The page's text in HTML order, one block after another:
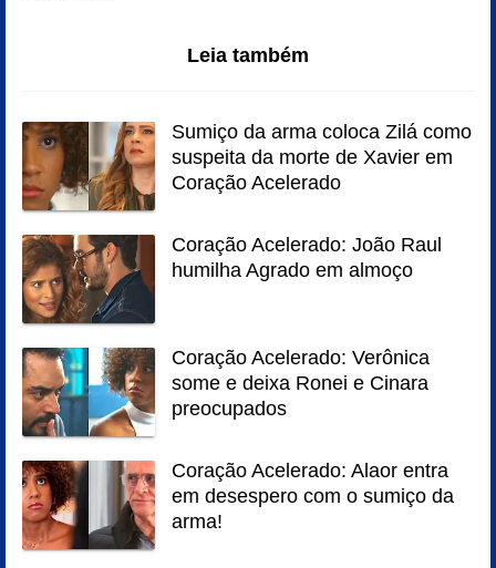
Leia também
Sumiço da arma coloca Zilá como
suspeita da morte de Xavier em
Coração Acelerado
Coração Acelerado: João Raul
humilha Agrado em almoço
Coração Acelerado: Verônica
some e deixa Ronei e Cinara
preocupados
Coração Acelerado: Alaor entra
em desespero com o sumiço da
arma!